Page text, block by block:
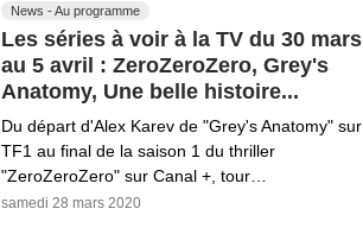
News - Au programme
Les séries à voir à la TV du 30 mars
au 5 avril : ZeroZeroZero, Grey's
Anatomy, Une belle histoire...
Du départ d'Alex Karev de "Grey's Anatomy" sur
TF1 au final de la saison 1 du thriller
"ZeroZeroZero" sur Canal +, tour…
samedi 28 mars 2020